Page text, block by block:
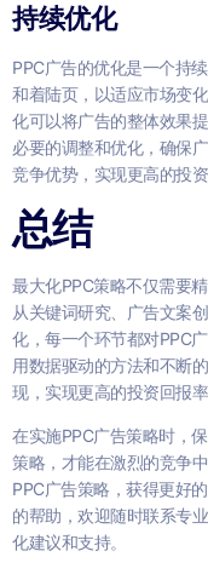
持续优化
PPC广告的优化是一个持
和着陆页，以适应市场变
化可以将广告的整体效果
必要的调整和优化，确保
竞争优势，实现更高的投资
总结
最大化PPC策略不仅需要
从关键词研究、广告文案
化，每一个环节都对PPC
用数据驱动的方法和不断
现，实现更高的投资回报率
在实施PPC广告策略时，
策略，才能在激烈的竞争
PPC广告策略，获得更好
的帮助，欢迎随时联系专
化建议和支持。